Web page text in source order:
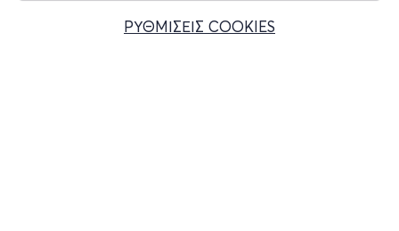
ΡΥΘΜΙΣΕΙΣ COOKIES